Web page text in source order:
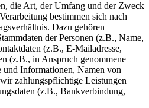
die Art, der Umfang und der Zweck
bestimmen sich nach
Dazu gehören
der Personen (z.B., Name,
(z.B., E-Mailadresse,
(z.B., in Anspruch genommene
Informationen, Namen von
zahlungspflichtige Leistungen
(z.B., Bankverbindung,